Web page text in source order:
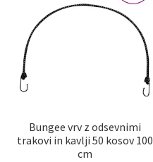
Bungee vrv z odsevnimi
trakovi in kavlji 50 kosov 100
cm